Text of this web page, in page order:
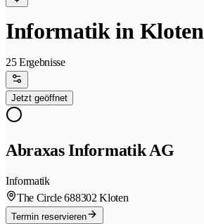
Informatik in Kloten
25 Ergebnisse
Jetzt geöffnet
Abraxas Informatik AG
Informatik
The Circle 688302 Kloten
Termin reservieren